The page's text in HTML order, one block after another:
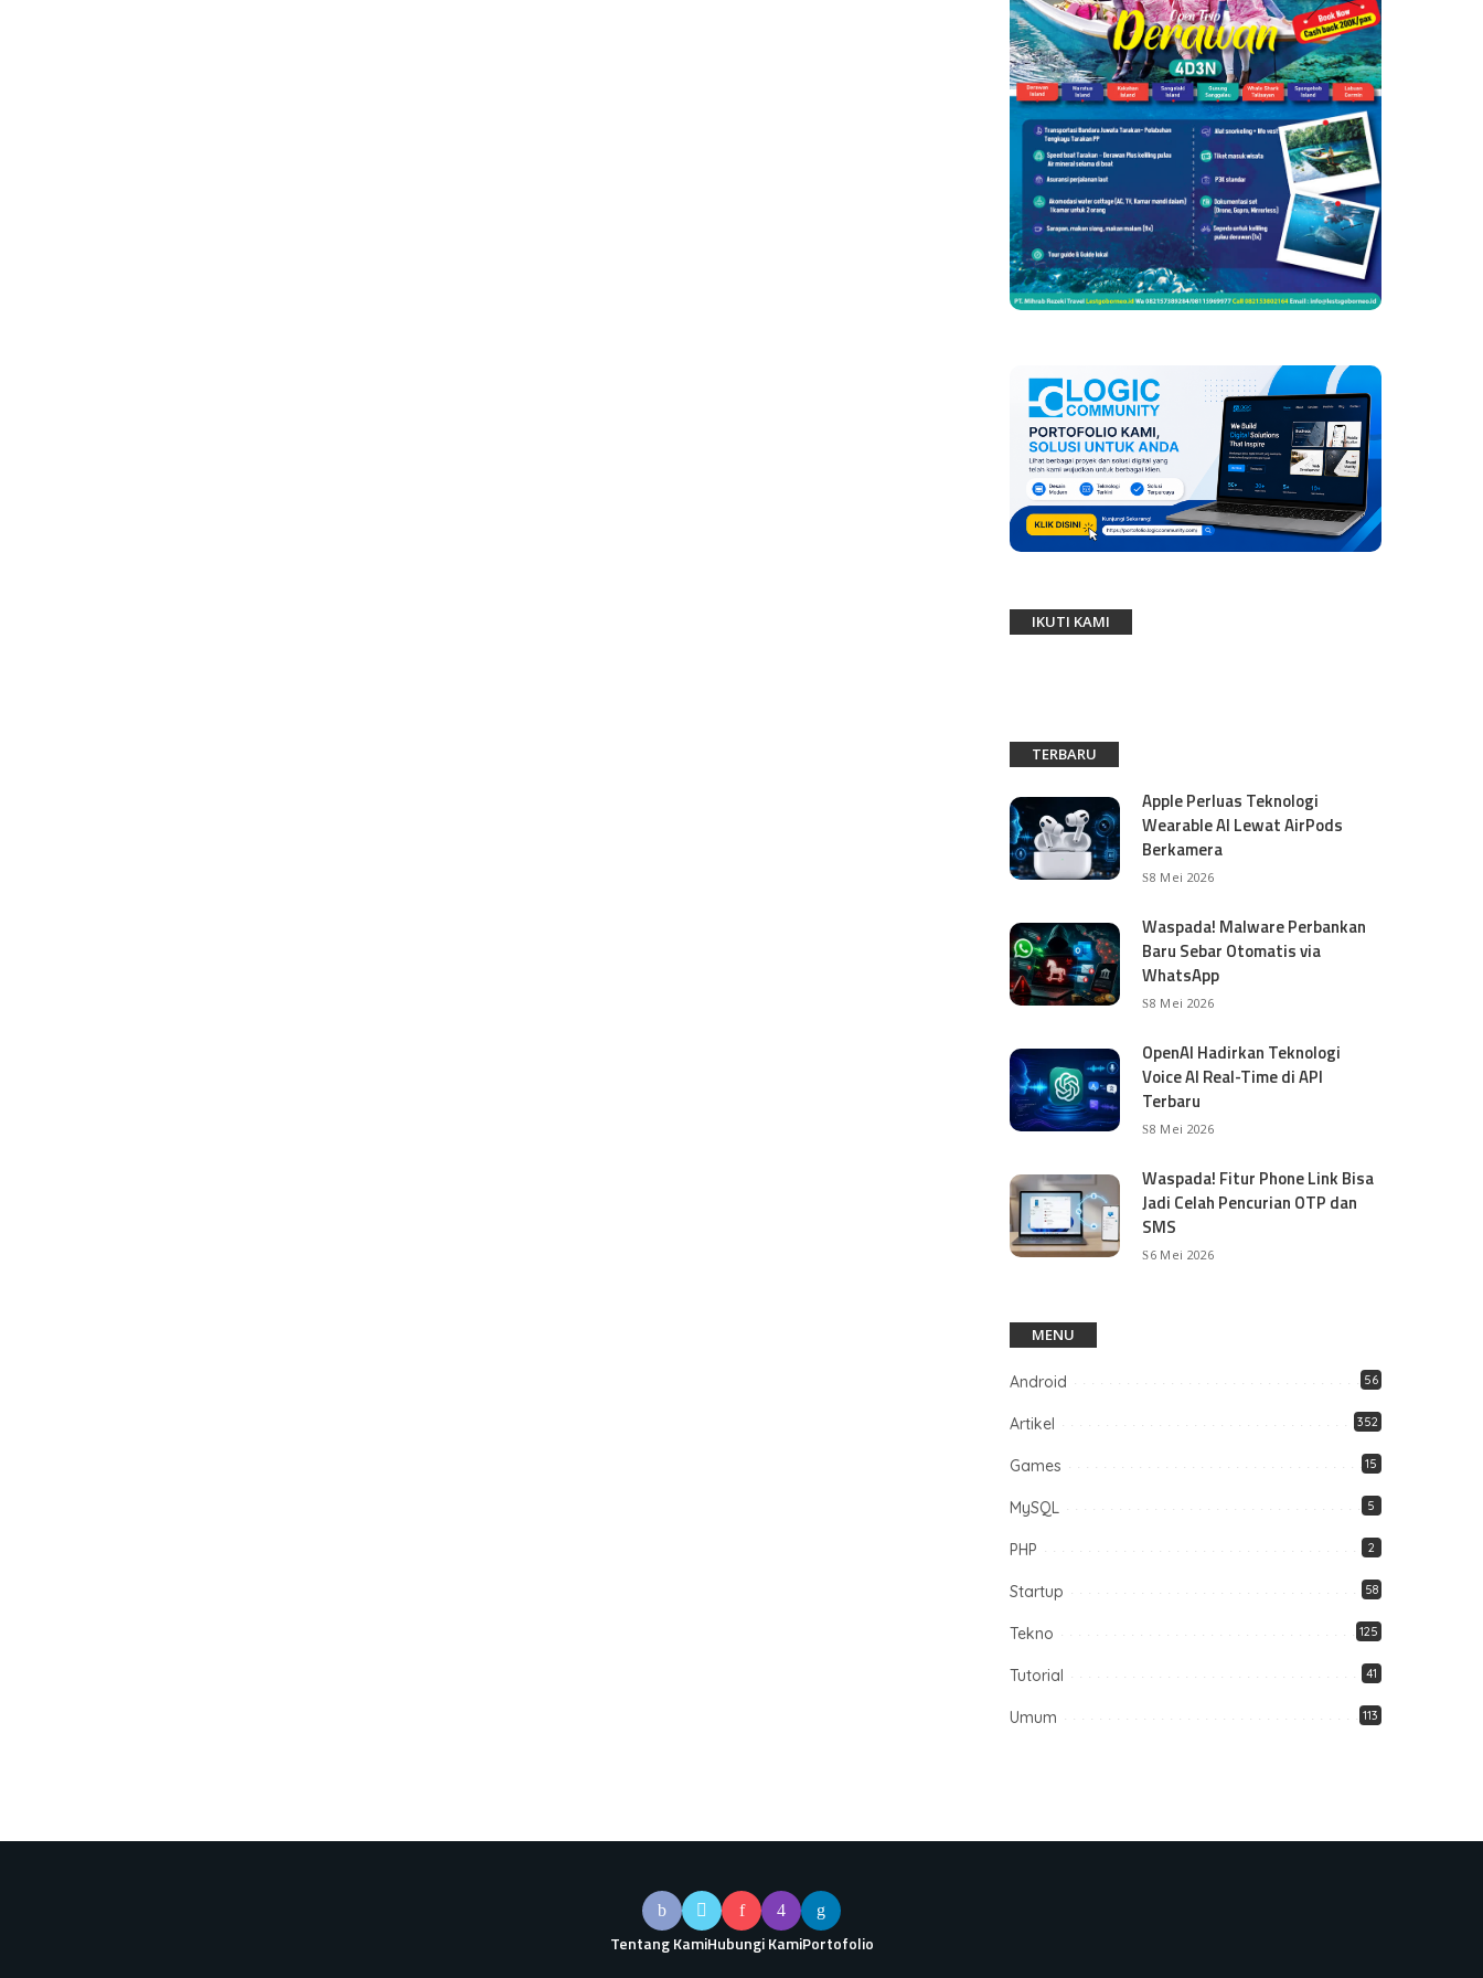
IKUTI KAMI
TERBARU
Apple Perluas Teknologi
Wearable AI Lewat AirPods
Berkamera
8 Mei 2026
Waspada! Malware Perbankan
Baru Sebar Otomatis via
WhatsApp
8 Mei 2026
OpenAI Hadirkan Teknologi
Voice AI Real-Time di API
Terbaru
8 Mei 2026
Waspada! Fitur Phone Link Bisa
Jadi Celah Pencurian OTP dan
SMS
6 Mei 2026
MENU
Android 56
Artikel 352
Games 15
MySQL 5
PHP 2
Startup 58
Tekno 125
Tutorial 41
Umum 113
Tentang KamiHubungi KamiPortofolio